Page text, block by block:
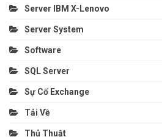
Server IBM X-Lenovo
Server System
Software
SQL Server
Sự Cố Exchange
Tải Về
Thủ Thuật